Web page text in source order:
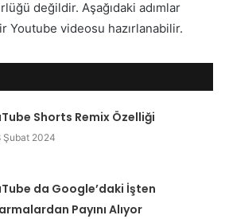
değildir. Aşağıdaki adımlar
Youtube videosu hazırlanabilir.
Shorts Remix Özelliği
Şubat 2024
da Google’daki İşten
Payını Alıyor